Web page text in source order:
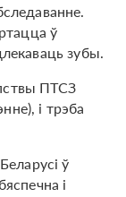
ў
зубы.
ПТСЗ
і трэба
ў
і